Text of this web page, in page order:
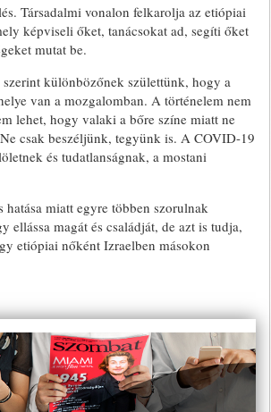
Társadalmi vonalon felkarolja az etiópiai
képviseli őket, tanácsokat ad, segíti őket
mutat be.
különbözőnek születtünk, hogy a
van a mozgalomban. A történelem nem
lehet, hogy valaki a bőre színe miatt ne
csak beszéljünk, tegyünk is. A COVID-19
és tudatlanságnak, a mostani
miatt egyre többen szorulnak
ellássa magát és családját, de azt is tudja,
etiópiai nőként Izraelben másokon